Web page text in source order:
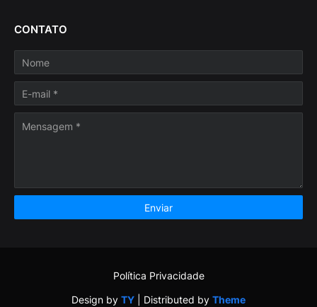
CONTATO
Design by TY | Distributed by Theme
Política Privacidade